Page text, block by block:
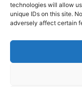
technologies will allow
unique IDs on this site.
adversely affect certain
ORARIO ESTIVO
FERIALI 8:30-
FESTIVI 8:30-12:30